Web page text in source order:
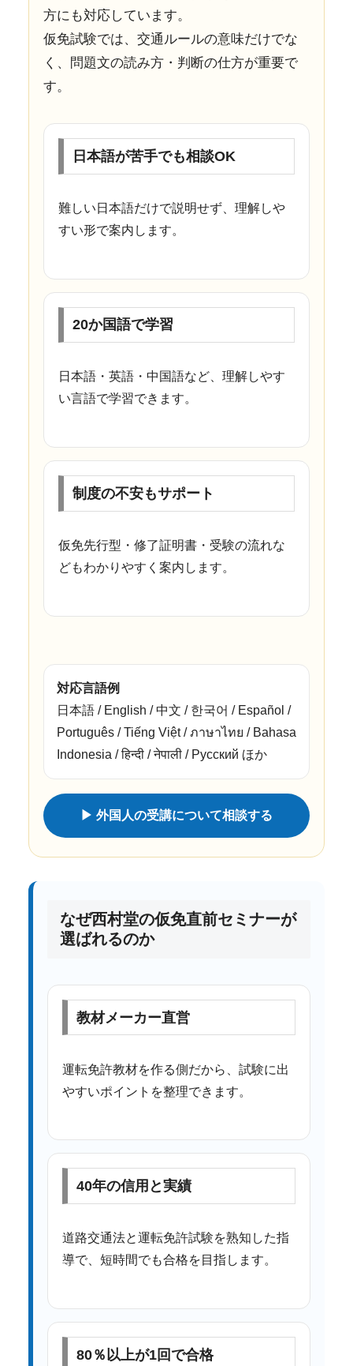
方にも対応しています。
仮免試験では、交通ルールの意味だけでな
く、問題文の読み方・判断の仕方が重要で
す。
日本語が苦手でも相談OK
難しい日本語だけで説明せず、理解しや
すい形で案内します。
20か国語で学習
日本語・英語・中国語など、理解しやす
い言語で学習できます。
制度の不安もサポート
仮免先行型・修了証明書・受験の流れな
どもわかりやすく案内します。
対応言語例
日本語 / English / 中文 / 한국어 / Español /
Português / Tiếng Việt / ภาษาไทย / Bahasa
Indonesia / हिन्दी / नेपाली / Русский ほか
▶ 外国人の受講について相談する
なぜ西村堂の仮免直前セミナーが
選ばれるのか
教材メーカー直営
運転免許教材を作る側だから、試験に出
やすいポイントを整理できます。
40年の信用と実績
道路交通法と運転免許試験を熟知した指
導で、短時間でも合格を目指します。
80％以上が1回で合格